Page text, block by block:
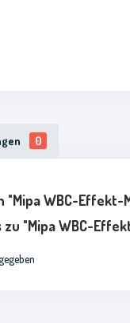
0
WBC-Effekt-
"Mipa WBC-